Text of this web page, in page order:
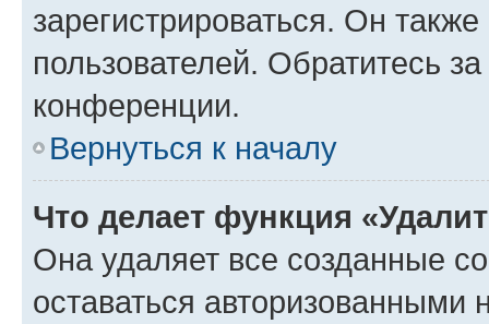
зарегистрироваться. Он
пользователей. Обратитесь
конференции.
Вернуться к началу
Что делает функция
Она удаляет все созданные
оставаться авторизованными